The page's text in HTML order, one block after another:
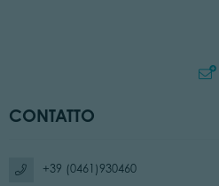
CONTATTO
+39 (0461)930460